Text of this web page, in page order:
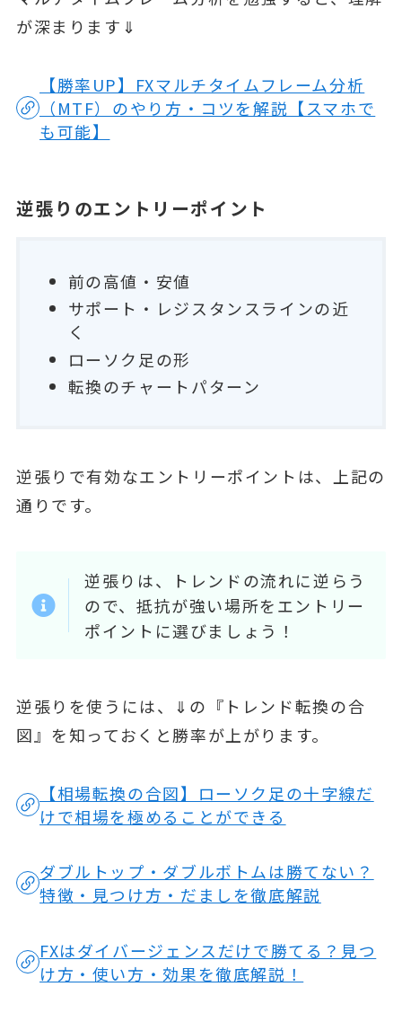
が深まります⇓
【勝率UP】FXマルチタイムフレーム分析
（MTF）のやり方・コツを解説【スマホで
も可能】
逆張りのエントリーポイント
前の高値・安値
サポート・レジスタンスラインの近
く
ローソク足の形
転換のチャートパターン
逆張りで有効なエントリーポイントは、上記の
通りです。
逆張りは、トレンドの流れに逆らう
ので、抵抗が強い場所をエントリー
ポイントに選びましょう！
逆張りを使うには、⇓の『トレンド転換の合
図』を知っておくと勝率が上がります。
【相場転換の合図】ローソク足の十字線だ
けで相場を極めることができる
ダブルトップ・ダブルボトムは勝てない？
特徴・見つけ方・だましを徹底解説
FXはダイバージェンスだけで勝てる？見つ
け方・使い方・効果を徹底解説！